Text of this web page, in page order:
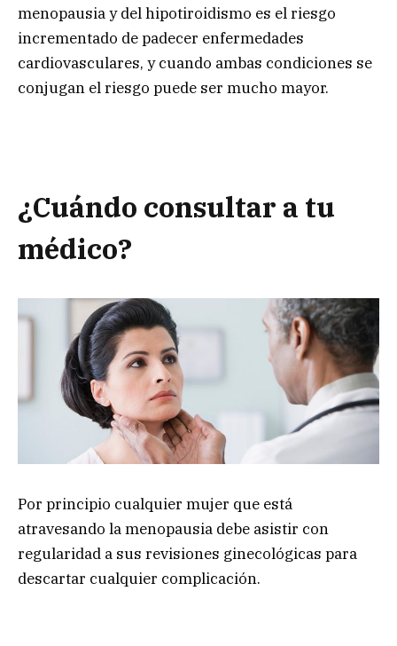
menopausia y del hipotiroidismo es el riesgo
incrementado de padecer enfermedades
cardiovasculares, y cuando ambas condiciones se
conjugan el riesgo puede ser mucho mayor.
¿Cuándo consultar a tu
médico?
Por principio cualquier mujer que está
atravesando la menopausia debe asistir con
regularidad a sus revisiones ginecológicas para
descartar cualquier complicación.